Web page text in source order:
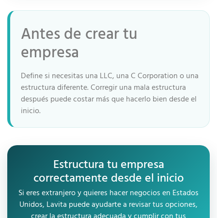
Antes de crear tu
empresa
Define si necesitas una LLC, una C Corporation o una
estructura diferente. Corregir una mala estructura
después puede costar más que hacerlo bien desde el
inicio.
Estructura tu empresa
correctamente desde el inicio
Si eres extranjero y quieres hacer negocios en Estados
Unidos, Lavita puede ayudarte a revisar tus opciones,